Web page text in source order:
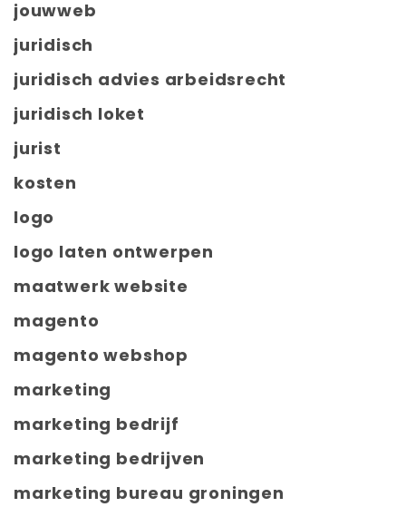
jouwweb
juridisch
juridisch advies arbeidsrecht
juridisch loket
jurist
kosten
logo
logo laten ontwerpen
maatwerk website
magento
magento webshop
marketing
marketing bedrijf
marketing bedrijven
marketing bureau groningen